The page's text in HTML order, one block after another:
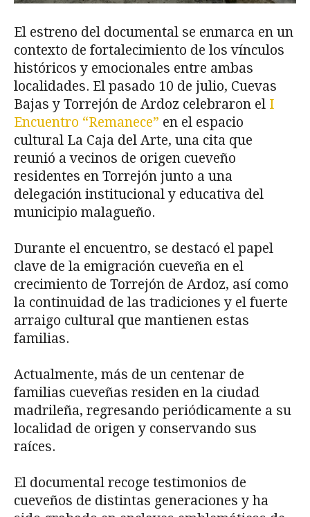
El estreno del documental se enmarca en un
contexto de fortalecimiento de los vínculos
históricos y emocionales entre ambas
localidades. El pasado 10 de julio, Cuevas
Bajas y Torrejón de Ardoz celebraron el I
Encuentro “Remanece” en el espacio
cultural La Caja del Arte, una cita que
reunió a vecinos de origen cueveño
residentes en Torrejón junto a una
delegación institucional y educativa del
municipio malagueño.
Durante el encuentro, se destacó el papel
clave de la emigración cueveña en el
crecimiento de Torrejón de Ardoz, así como
la continuidad de las tradiciones y el fuerte
arraigo cultural que mantienen estas
familias.
Actualmente, más de un centenar de
familias cueveñas residen en la ciudad
madrileña, regresando periódicamente a su
localidad de origen y conservando sus
raíces.
El documental recoge testimonios de
cueveños de distintas generaciones y ha